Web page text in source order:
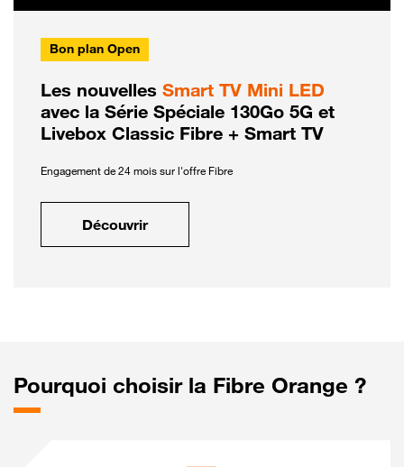
Bon plan Open
Les nouvelles Smart TV Mini LED
avec la Série Spéciale 130Go 5G et
Livebox Classic Fibre + Smart TV
Engagement de 24 mois sur l'offre Fibre
Découvrir
Pourquoi choisir la Fibre Orange ?